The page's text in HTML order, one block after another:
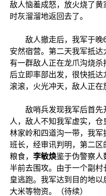
敌人恼羞成怒，放火烧了
时灰溜溜地返回去了。
敌人撤走后，我军于晚6
安然宿营。第二天我军抵达
有一群敌人正在龙爪沟烧杀
后立即率部出发，很快抵
滚滚，火光冲天，敌人正在
敌哨兵发现我军后首先
人，敌人不知我军虚实，仓
林家岭和四道沟一带，我
班长，经审讯判明，第二
粮食， 李敏焕鉴于伪警察人
半前去围攻。由于一个副
皇逃跑。我军达到目的地
大米等物资。（待续）